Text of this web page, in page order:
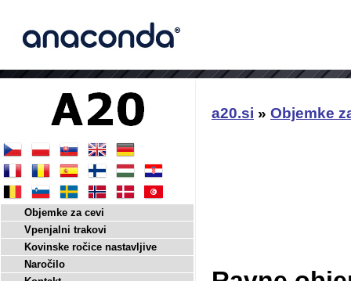
a20.si » Objemke
Objemke za cevi
Vpenjalni trakovi
Kovinske ročice nastavljive
Naročilo